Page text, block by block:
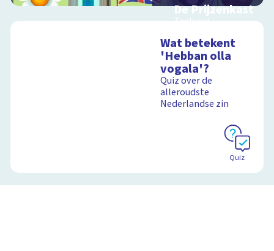
De Prijzenkast
Taalspel
Wat betekent
'Hebban olla
vogala'?
Quiz over de
alleroudste
Nederlandse zin
Quiz